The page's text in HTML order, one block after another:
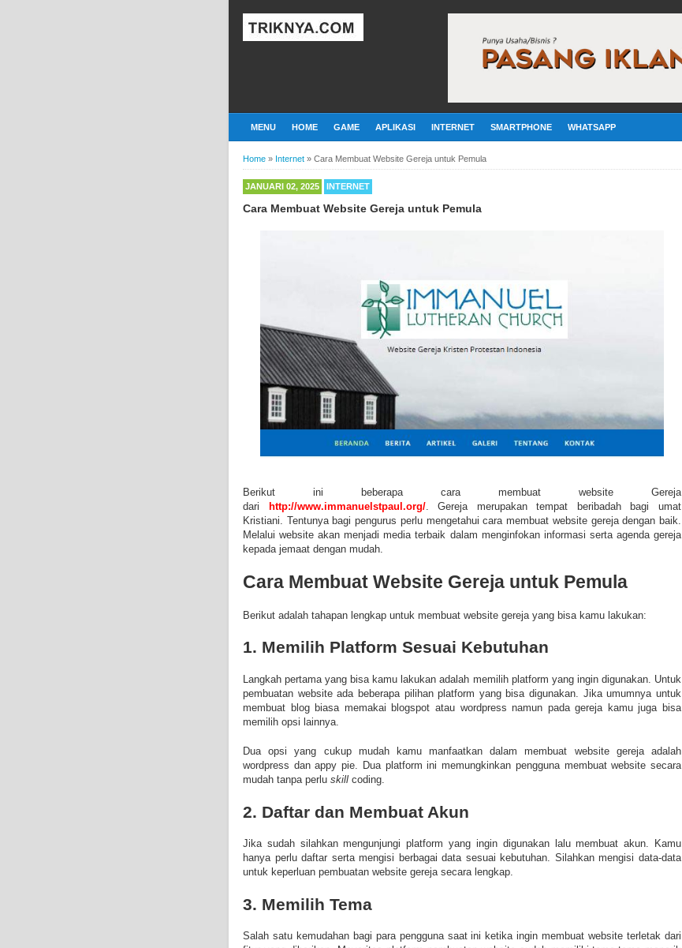
MENU HOME GAME APLIKASI INTERNET SMARTPHONE WHATSAPP
Home » Internet » Cara Membuat Website Gereja untuk Pemula
JANUARI 02, 2025 INTERNET
Cara Membuat Website Gereja untuk Pemula
Berikut ini beberapa cara membuat website Gereja
dari
http://www.immanuelstpaul.org/.Gereja merupakan tempat beribadah bagi umat
Kristiani. Tentunya bagi pengurus perlu mengetahui cara membuat website gereja dengan baik.
Melalui website akan menjadi media terbaik dalam menginfokan informasi serta agenda gereja
kepada jemaat dengan mudah.
Cara Membuat Website Gereja untuk Pemula
Berikut adalah tahapan lengkap untuk membuat website gereja yang bisa kamu lakukan:
1. Memilih Platform Sesuai Kebutuhan
Langkah pertama yang bisa kamu lakukan adalah memilih platform yang ingin digunakan. Untuk
pembuatan website ada beberapa pilihan platform yang bisa digunakan. Jika umumnya untuk
membuat blog biasa memakai blogspot atau wordpress namun pada gereja kamu juga bisa
memilih opsi lainnya.
Dua opsi yang cukup mudah kamu manfaatkan dalam membuat website gereja adalah
wordpress dan appy pie. Dua platform ini memungkinkan pengguna membuat website secara
mudah tanpa perlu skill coding.
2. Daftar dan Membuat Akun
Jika sudah silahkan mengunjungi platform yang ingin digunakan lalu membuat akun. Kamu
hanya perlu daftar serta mengisi berbagai data sesuai kebutuhan. Silahkan mengisi data-data
untuk keperluan pembuatan website gereja secara lengkap.
3. Memilih Tema
Salah satu kemudahan bagi para pengguna saat ini ketika ingin membuat website terletak dari